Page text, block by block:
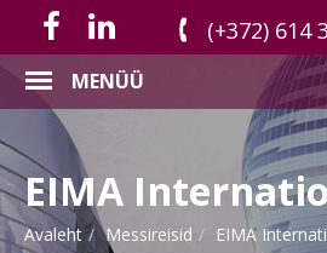
(+372) 614
MENÜÜ
EIMA
Avaleht Messireisid EIMA